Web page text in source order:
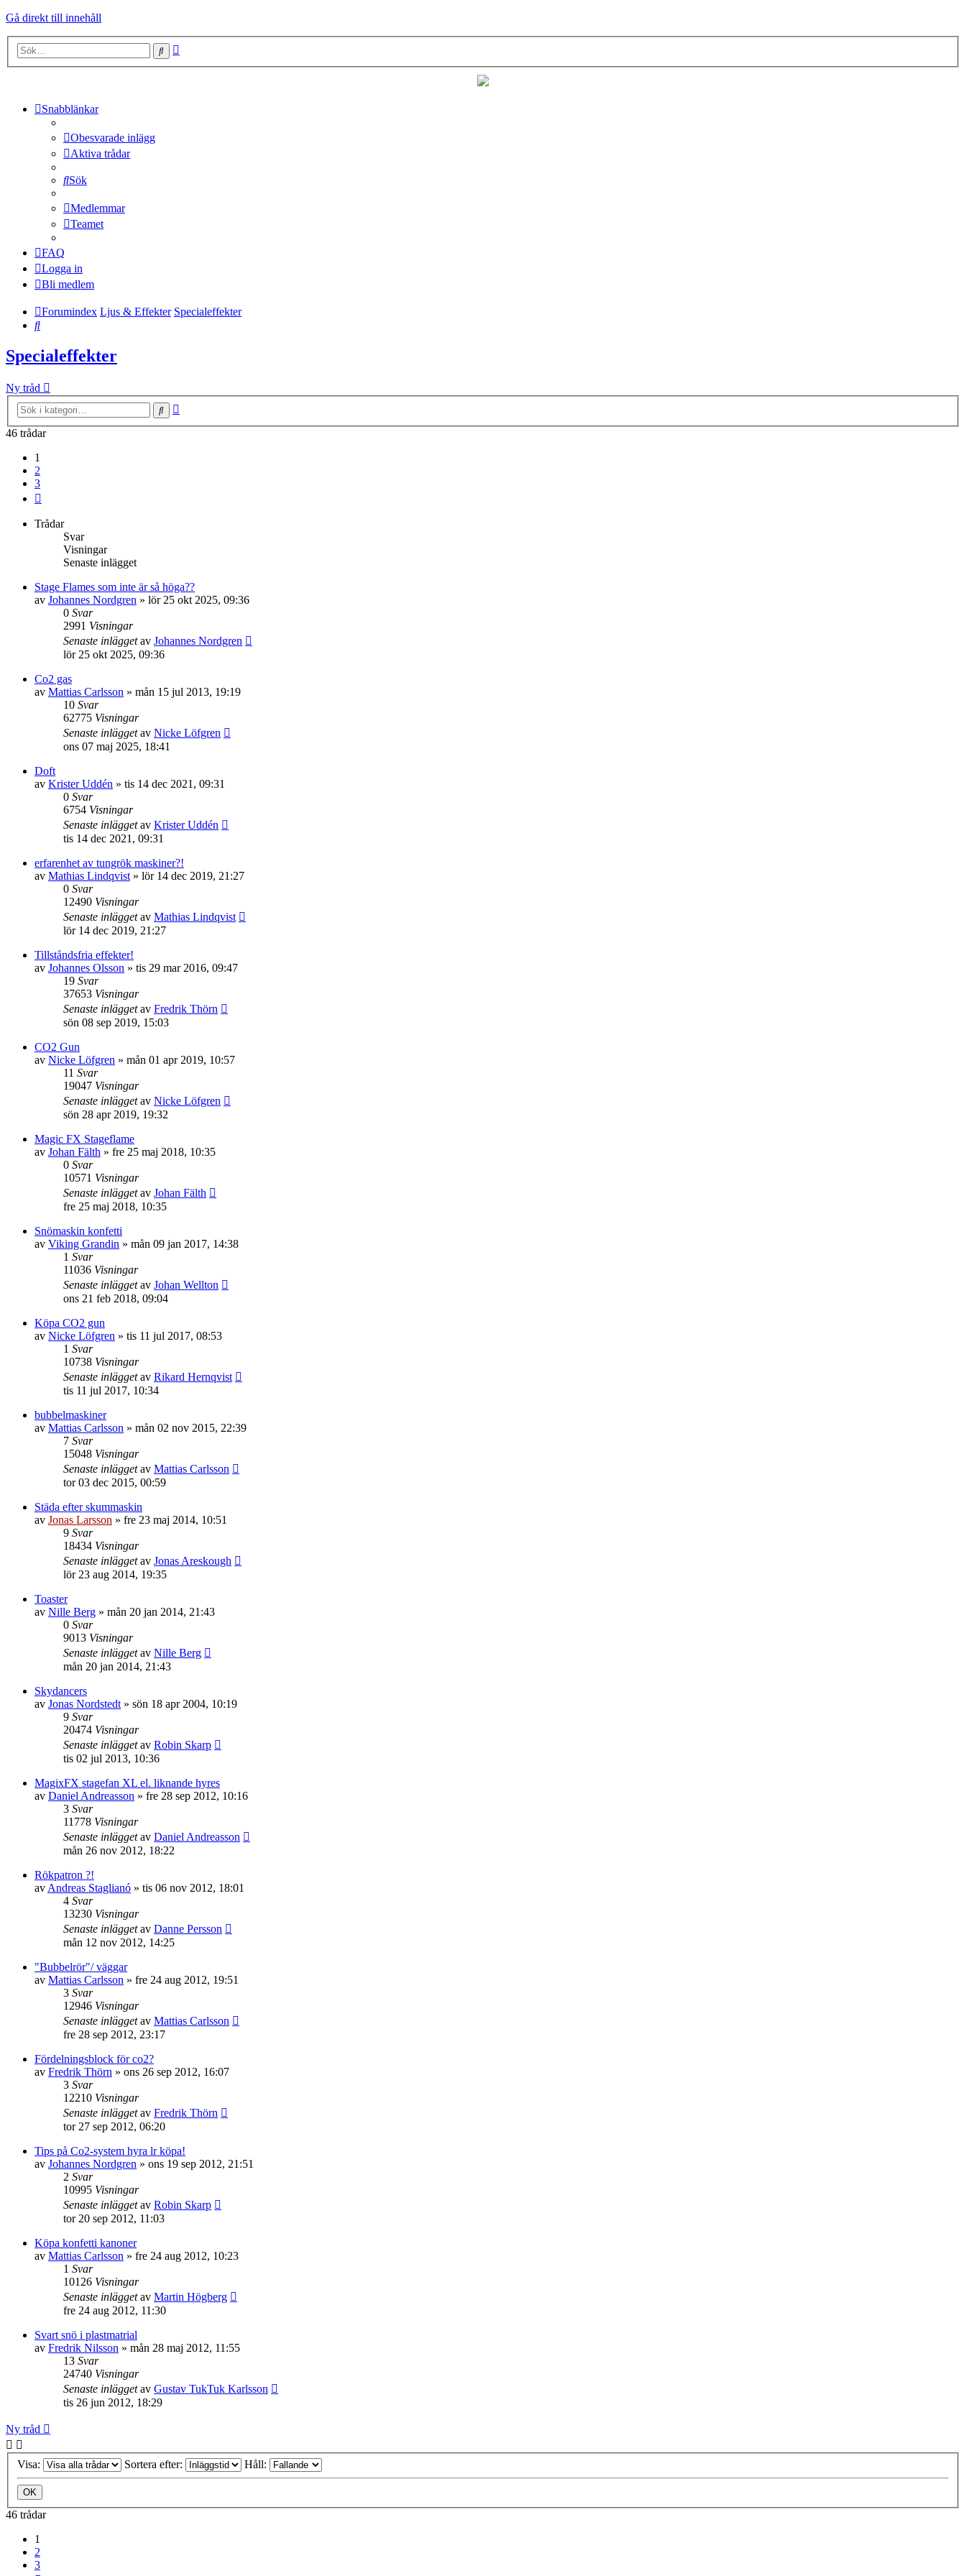
Gå direkt till innehåll
Sök
Snabblänkar
Obesvarade inlägg
Aktiva trådar
Sök
Medlemmar
Teamet
FAQ
Logga in
Bli medlem
Forumindex Ljus & Effekter Specialeffekter
Sök
Specialeffekter
Ny tråd
Sök
46 trådar
1
2
3
Trådar
Svar
Visningar
Senaste inlägget
Stage Flames som inte är så höga??
av Johannes Nordgren » lör 25 okt 2025, 09:36
0 Svar
2991 Visningar
Senaste inläggetav Johannes Nordgren
lör 25 okt 2025, 09:36
Co2 gas
av Mattias Carlsson » mån 15 jul 2013, 19:19
10 Svar
62775 Visningar
Senaste inläggetav Nicke Löfgren
ons 07 maj 2025, 18:41
Doft
av Krister Uddén » tis 14 dec 2021, 09:31
0 Svar
6754 Visningar
Senaste inläggetav Krister Uddén
tis 14 dec 2021, 09:31
erfarenhet av tungrök maskiner?!
av Mathias Lindqvist » lör 14 dec 2019, 21:27
0 Svar
12490 Visningar
Senaste inläggetav Mathias Lindqvist
lör 14 dec 2019, 21:27
Tillståndsfria effekter!
av Johannes Olsson » tis 29 mar 2016, 09:47
19 Svar
37653 Visningar
Senaste inläggetav Fredrik Thörn
sön 08 sep 2019, 15:03
CO2 Gun
av Nicke Löfgren » mån 01 apr 2019, 10:57
11 Svar
19047 Visningar
Senaste inläggetav Nicke Löfgren
sön 28 apr 2019, 19:32
Magic FX Stageflame
av Johan Fälth » fre 25 maj 2018, 10:35
0 Svar
10571 Visningar
Senaste inläggetav Johan Fälth
fre 25 maj 2018, 10:35
Snömaskin konfetti
av Viking Grandin » mån 09 jan 2017, 14:38
1 Svar
11036 Visningar
Senaste inläggetav Johan Wellton
ons 21 feb 2018, 09:04
Köpa CO2 gun
av Nicke Löfgren » tis 11 jul 2017, 08:53
1 Svar
10738 Visningar
Senaste inläggetav Rikard Hernqvist
tis 11 jul 2017, 10:34
bubbelmaskiner
av Mattias Carlsson » mån 02 nov 2015, 22:39
7 Svar
15048 Visningar
Senaste inläggetav Mattias Carlsson
tor 03 dec 2015, 00:59
Städa efter skummaskin
av Jonas Larsson » fre 23 maj 2014, 10:51
9 Svar
18434 Visningar
Senaste inläggetav Jonas Areskough
lör 23 aug 2014, 19:35
Toaster
av Nille Berg » mån 20 jan 2014, 21:43
0 Svar
9013 Visningar
Senaste inläggetav Nille Berg
mån 20 jan 2014, 21:43
Skydancers
av Jonas Nordstedt » sön 18 apr 2004, 10:19
9 Svar
20474 Visningar
Senaste inläggetav Robin Skarp
tis 02 jul 2013, 10:36
MagixFX stagefan XL el. liknande hyres
av Daniel Andreasson » fre 28 sep 2012, 10:16
3 Svar
11778 Visningar
Senaste inläggetav Daniel Andreasson
mån 26 nov 2012, 18:22
Rökpatron ?!
av Andreas Staglianó » tis 06 nov 2012, 18:01
4 Svar
13230 Visningar
Senaste inläggetav Danne Persson
mån 12 nov 2012, 14:25
"Bubbelrör"/ väggar
av Mattias Carlsson » fre 24 aug 2012, 19:51
3 Svar
12946 Visningar
Senaste inläggetav Mattias Carlsson
fre 28 sep 2012, 23:17
Fördelningsblock för co2?
av Fredrik Thörn » ons 26 sep 2012, 16:07
3 Svar
12210 Visningar
Senaste inläggetav Fredrik Thörn
tor 27 sep 2012, 06:20
Tips på Co2-system hyra lr köpa!
av Johannes Nordgren » ons 19 sep 2012, 21:51
2 Svar
10995 Visningar
Senaste inläggetav Robin Skarp
tor 20 sep 2012, 11:03
Köpa konfetti kanoner
av Mattias Carlsson » fre 24 aug 2012, 10:23
1 Svar
10126 Visningar
Senaste inläggetav Martin Högberg
fre 24 aug 2012, 11:30
Svart snö i plastmatrial
av Fredrik Nilsson » mån 28 maj 2012, 11:55
13 Svar
24740 Visningar
Senaste inläggetav Gustav TukTuk Karlsson
tis 26 jun 2012, 18:29
Ny tråd
Visa: Sortera efter: Håll:
46 trådar
1
2
3